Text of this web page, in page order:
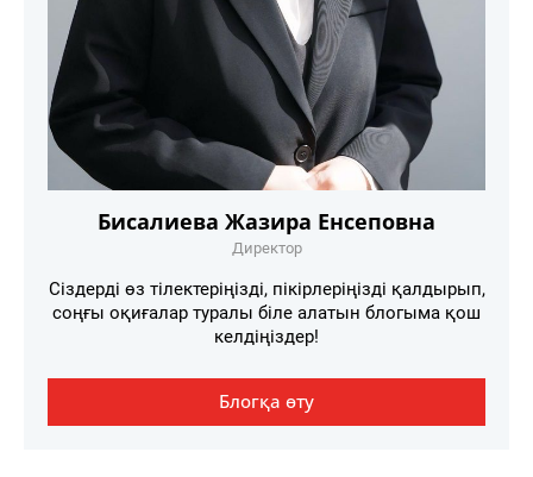
Бисалиева Жазира Енсеповна
Директор
Сіздерді өз тілектеріңізді, пікірлеріңізді қалдырып,
соңғы оқиғалар туралы біле алатын блогыма қош
келдіңіздер!
Блогқа өту